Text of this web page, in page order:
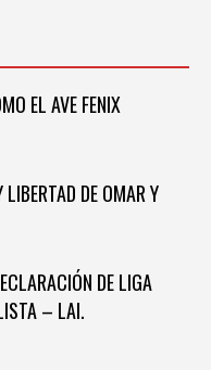
EL AVE FENIX
DE OMAR Y
DE LIGA
– LAI.